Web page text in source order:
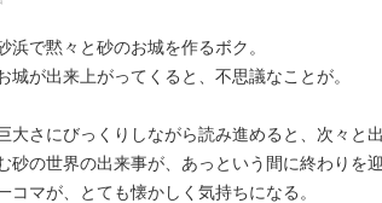
浜で黙々と砂のお城を作るボク。
城が出来上がってくると、不思議なことが。
大さにびっくりしながら読み進めると、次々と
砂の世界の出来事が、あっという間に終わりを迎
コマが、とても懐かしく気持ちになる。